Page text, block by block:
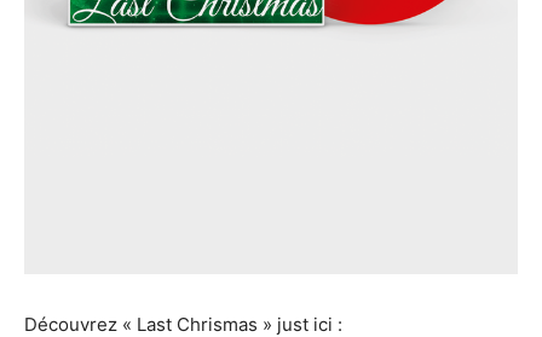
Découvrez « Last Chrismas » just ici :